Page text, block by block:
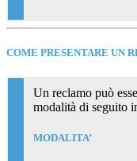
COME PRESENTARE UN
Un reclamo può
modalità di seguito
MODALITA’